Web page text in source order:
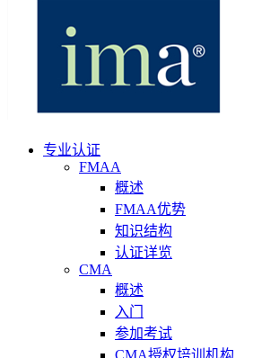
专业认证
FMAA
概述
FMAA优势
知识结构
认证详览
CMA
概述
入门
参加考试
CMA授权培训机构